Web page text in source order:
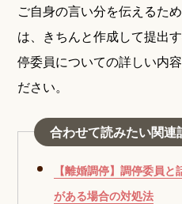
ご自身の言い分を伝えるた
は、きちんと作成して提出
停委員についての詳しい内
ださい。
合わせて読みたい関連
【離婚調停】調停委員
がある場合の対処法